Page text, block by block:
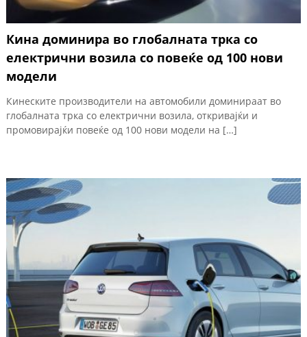
Кина доминира во глобалната трка со
електрични возила со повеќе од 100 нови
модели
Кинеските производители на автомобили доминираат во
глобалната трка со електрични возила, откривајќи и
промовирајќи повеќе од 100 нови модели на […]